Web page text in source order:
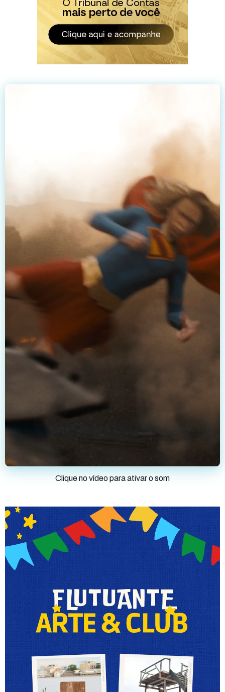
Clique no vídeo para ativar o som